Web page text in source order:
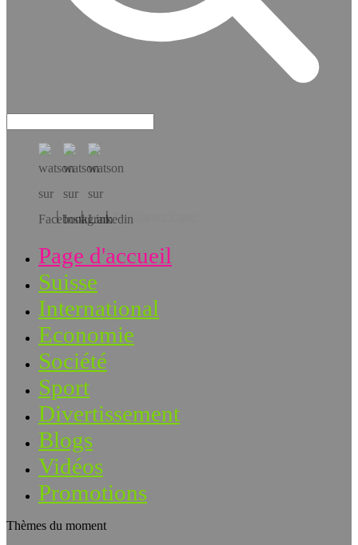
Téléchargez l’app!
Page d'accueil
Suisse
International
Economie
Société
Sport
Divertissement
Blogs
Vidéos
Promotions
Thèmes du moment